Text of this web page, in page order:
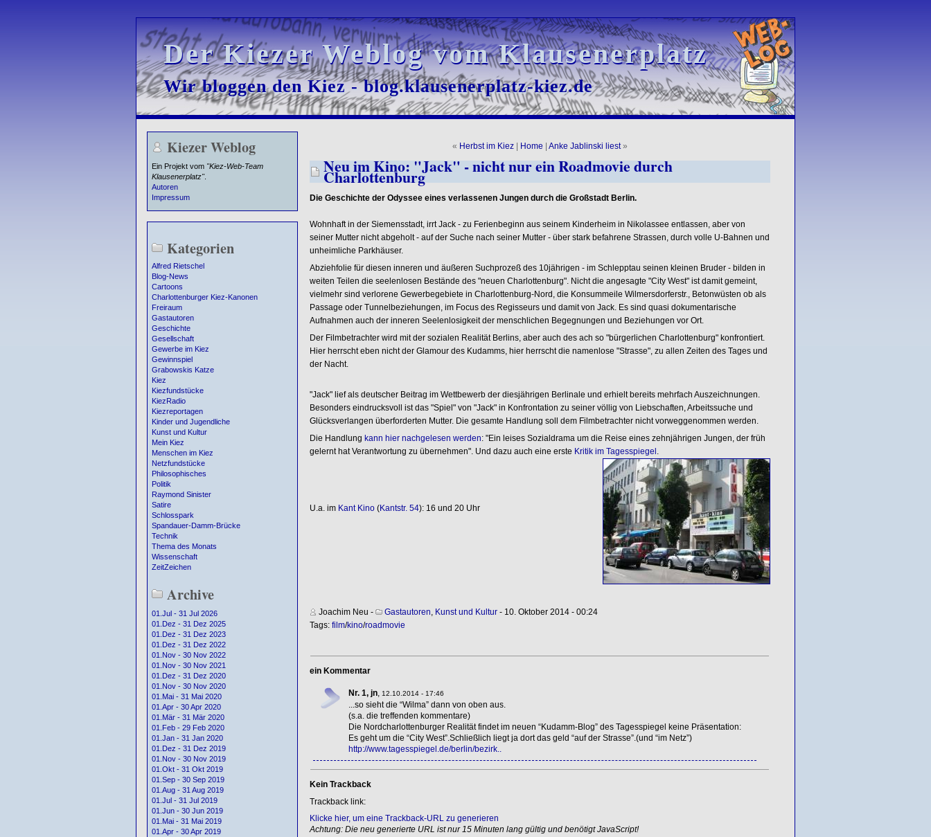
Der Kiezer Weblog vom Klausenerplatz
Der Kiezer Weblog vom Klausenerplatz
Wir bloggen den Kiez - blog.klausenerplatz-kiez.de
Wir bloggen den Kiez - blog.klausenerplatz-kiez.de
Kiezer Weblog
Ein Projekt vom "Kiez-Web-Team
Klausenerplatz".
Autoren
Impressum
Kategorien
Alfred Rietschel
Blog-News
Cartoons
Charlottenburger Kiez-Kanonen
Freiraum
Gastautoren
Geschichte
Gesellschaft
Gewerbe im Kiez
Gewinnspiel
Grabowskis Katze
Kiez
Kiezfundstücke
KiezRadio
Kiezreportagen
Kinder und Jugendliche
Kunst und Kultur
Mein Kiez
Menschen im Kiez
Netzfundstücke
Philosophisches
Politik
Raymond Sinister
Satire
Schlosspark
Spandauer-Damm-Brücke
Technik
Thema des Monats
Wissenschaft
ZeitZeichen
Archive
01.Jul - 31 Jul 2026
01.Dez - 31 Dez 2025
01.Dez - 31 Dez 2023
01.Dez - 31 Dez 2022
01.Nov - 30 Nov 2022
01.Nov - 30 Nov 2021
01.Dez - 31 Dez 2020
01.Nov - 30 Nov 2020
01.Mai - 31 Mai 2020
01.Apr - 30 Apr 2020
01.Mär - 31 Mär 2020
01.Feb - 29 Feb 2020
01.Jan - 31 Jan 2020
01.Dez - 31 Dez 2019
01.Nov - 30 Nov 2019
01.Okt - 31 Okt 2019
01.Sep - 30 Sep 2019
01.Aug - 31 Aug 2019
01.Jul - 31 Jul 2019
01.Jun - 30 Jun 2019
01.Mai - 31 Mai 2019
01.Apr - 30 Apr 2019
« Herbst im Kiez| Home Anke Jablinski liest»
Neu im Kino: "Jack" - nicht nur ein Roadmovie durch
Charlottenburg
Die Geschichte der Odyssee eines verlassenen Jungen durch die Großstadt Berlin.
Wohnhaft in der Siemensstadt, irrt Jack - zu Ferienbeginn aus seinem Kinderheim in Nikolassee entlassen, aber von
seiner Mutter nicht abgeholt - auf der Suche nach seiner Mutter - über stark befahrene Strassen, durch volle U-Bahnen und
unheimliche Parkhäuser.
Abziehfolie für diesen inneren und äußeren Suchprozeß des 10jährigen - im Schlepptau seinen kleinen Bruder - bilden in
weiten Teilen die seelenlosen Bestände des "neuen Charlottenburg". Nicht die angesagte "City West" ist damit gemeint,
vielmehr sind verlorene Gewerbegebiete in Charlottenburg-Nord, die Konsummeile Wilmersdorferstr., Betonwüsten ob als
Passage oder Tunnelbeziehungen, im Focus des Regisseurs und damit von Jack. Es sind quasi dokumentarische
Aufnahmen auch der inneren Seelenlosigkeit der menschlichen Begegnungen und Beziehungen vor Ort.
Der Filmbetrachter wird mit der sozialen Realität Berlins, aber auch des ach so "bürgerlichen Charlottenburg" konfrontiert.
Hier herrscht eben nicht der Glamour des Kudamms, hier herrscht die namenlose "Strasse", zu allen Zeiten des Tages und
der Nacht.
"Jack" lief als deutscher Beitrag im Wettbewerb der diesjährigen Berlinale und erhielt bereits mehrfach Auszeichnungen.
Besonders eindrucksvoll ist das "Spiel" von "Jack" in Konfrontation zu seiner völlig von Liebschaften, Arbeitssuche und
Glücksverlangen überforderten Mutter. Die gesamte Handlung soll dem Filmbetrachter nicht vorweggenommen werden.
Die Handlung kann hier nachgelesen werden: "Ein leises Sozialdrama um die Reise eines zehnjährigen Jungen, der früh
gelernt hat Verantwortung zu übernehmen". Und dazu auch eine erste Kritik im Tagesspiegel
U.a. im Kant Kino(Kantstr. 54): 16 und 20 Uhr
Joachim Neu - Gastautoren Kunst und Kultur- 10. Oktober 2014 - 00:24
Tags: film/kino/roadmovie
ein Kommentar
Nr. 1, jn, 12.10.2014 - 17:46
...so sieht die “Wilma” dann von oben aus.
(s.a. die treffenden kommentare)
Die Nordcharlottenburger Realität findet im neuen “Kudamm-Blog” des Tagesspiegel keine Präsentation:
Es geht um die “City West”.Schließlich liegt ja dort das geld “auf der Strasse”.(und “im Netz”)
http://www.tagesspiegel.de/berlin/bezirk..
Kein Trackback
Trackback link:
Klicke hier, um eine Trackback-URL zu generieren
Achtung: Die neu generierte URL ist nur 15 Minuten lang gültig und benötigt JavaScript!